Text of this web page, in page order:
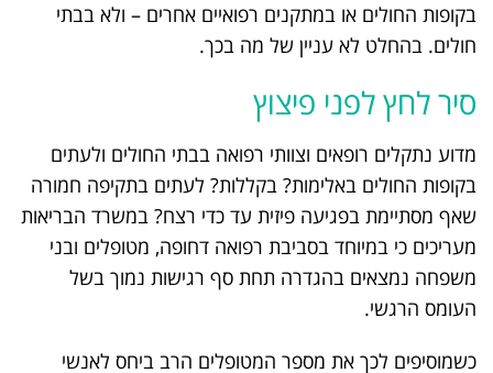
בקופות החולים או במתקנים רפואיים אחרים – ולא בבתי
חולים. בהחלט לא עניין של מה בכך.
סיר לחץ לפני פיצוץ
מדוע נתקלים רופאים וצוותי רפואה בבתי החולים ולעתים
בקופות החולים באלימות? בקללות? לעתים בתקיפה חמורה
שאף מסתיימת בפגיעה פיזית עד כדי רצח? במשרד הבריאות
מעריכים כי במיוחד בסביבת רפואה דחופה, מטופלים ובני
משפחה נמצאים בהגדרה תחת סף רגישות נמוך בשל
העומס הרגשי.
כשמוסיפים לכך את מספר המטופלים הרב ביחס לאנשי